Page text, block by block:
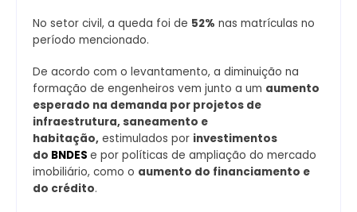
No setor civil, a queda foi de 52% nas matrículas no
período mencionado.
De acordo com o levantamento, a diminuição na
formação de engenheiros vem junto a um aumento
esperado na demanda por projetos de
infraestrutura, saneamento e
habitação, estimulados por investimentos
do BNDES e por políticas de ampliação do mercado
imobiliário, como o aumento do financiamento e
do crédito.